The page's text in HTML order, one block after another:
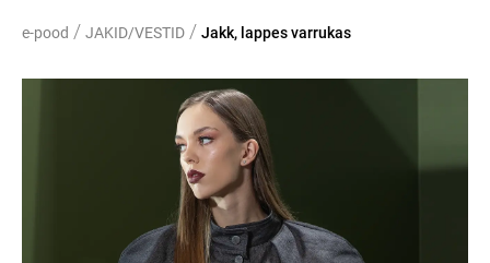
e-pood / JAKID/VESTID / Jakk, lappes varrukas